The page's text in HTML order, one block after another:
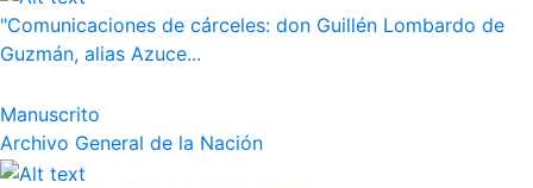
"Comunicaciones de cárceles: don Guillén Lombardo de
Guzmán, alias Azuce...
Manuscrito
Archivo General de la Nación